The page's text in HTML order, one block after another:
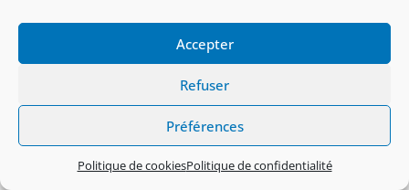
Accepter
Refuser
Préférences
Politique de cookiesPolitique de confidentialité